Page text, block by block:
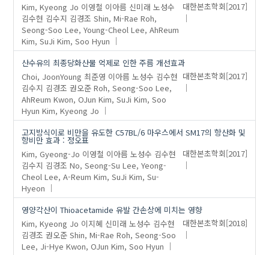
Kim, Kyeong Jo 이영철 이아름 신미래 노성수
김수현 김수지 김경조 Shin, Mi-Rae Roh,
Seong-Soo Lee, Young-Cheol Lee, AhReum
Kim, SuJi Kim, Soo Hyun
대한본초학회[2017]
산수유의 최종당화산물 억제로 인한 주름 개선효과
Choi, JoonYoung 최준영 이아름 노성수 김수현
김수지 김경조 권오준 Roh, Seong-Soo Lee,
AhReum Kwon, OJun Kim, SuJi Kim, Soo
Hyun Kim, Kyeong Jo
대한본초학회[2017]
고지방식이로 비만을 유도한 C57BL/6 마우스에서 SM17의 항산화 및
항비만 효과 : 정오표
Kim, Gyeong-Jo 이영철 이아름 노성수 김수현
김수지 김경조 No, Seong-Su Lee, Yeong-
Cheol Lee, A-Reum Kim, SuJi Kim, Su-
Hyeon
대한본초학회[2017]
영양각산이 Thioacetamide 유발 간손상에 미치는 영향
Kim, Kyeong Jo 이지혜 신미래 노성수 김수현
김경조 권오준 Shin, Mi-Rae Roh, Seong-Soo
Lee, Ji-Hye Kwon, OJun Kim, Soo Hyun
대한본초학회[2018]